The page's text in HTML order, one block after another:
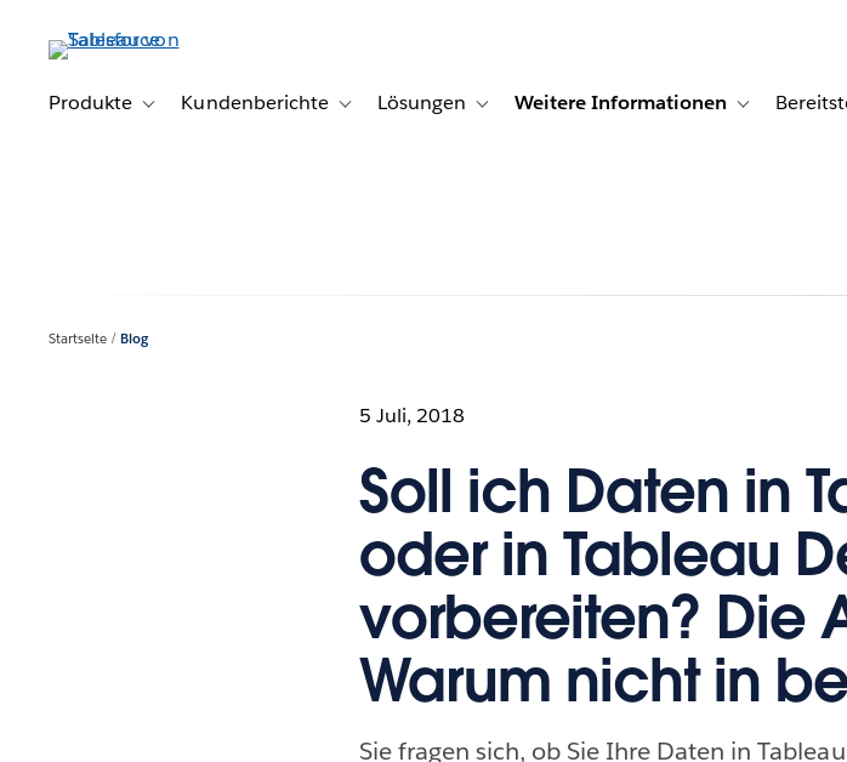
Produkte
Toggle sub-navigation for Produkte
Kundenberichte Toggle sub-navigation for Kundenberichte
Lösungen Toggle sub-navigation for Lösungen
Weitere Informationen Toggle sub-
Startseite Blog
5 Juli, 2018
Soll ich Daten in
oder in Tableau
vorbereiten? Die
Warum nicht in
Sie fragen sich, ob Sie Ihre Daten in